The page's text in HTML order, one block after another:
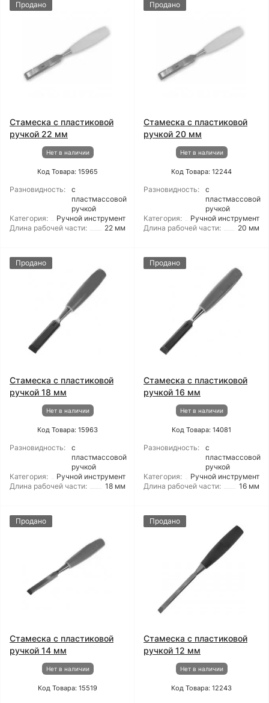
Продано
Стамеска с пластиковой
ручкой 22 мм
Нет в наличии
Код Товара: 15965
Разновидность:
с
пластмассовой
ручкой
Категория:
Ручной инструмент
Длина рабочей части:
22 мм
Продано
Стамеска с пластиковой
ручкой 20 мм
Нет в наличии
Код Товара: 12244
Разновидность:
с
пластмассовой
ручкой
Категория:
Ручной инструмент
Длина рабочей части:
20 мм
Продано
Стамеска с пластиковой
ручкой 18 мм
Нет в наличии
Код Товара: 15963
Разновидность:
с
пластмассовой
ручкой
Категория:
Ручной инструмент
Длина рабочей части:
18 мм
Продано
Стамеска с пластиковой
ручкой 16 мм
Нет в наличии
Код Товара: 14081
Разновидность:
с
пластмассовой
ручкой
Категория:
Ручной инструмент
Длина рабочей части:
16 мм
Продано
Стамеска с пластиковой
ручкой 14 мм
Нет в наличии
Код Товара: 15519
Продано
Стамеска с пластиковой
ручкой 12 мм
Нет в наличии
Код Товара: 12243